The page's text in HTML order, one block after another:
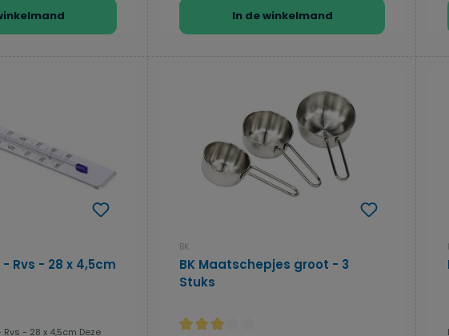
In de winkelmand
Rvs - 28 x 4,5cm
- 28 x 4,5cm Deze
BK
BK Maatschepjes groot - 3
Stuks